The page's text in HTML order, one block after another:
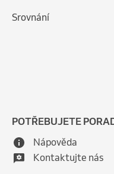
Srovnání
POTŘEBUJETE
Nápověda
Kontaktujte nás